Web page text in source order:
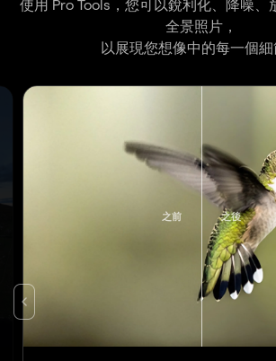
使用 Pro Tools，您可以銳利化、降噪、
全景照片，
以展現您想像中的每一個細
之前 之後